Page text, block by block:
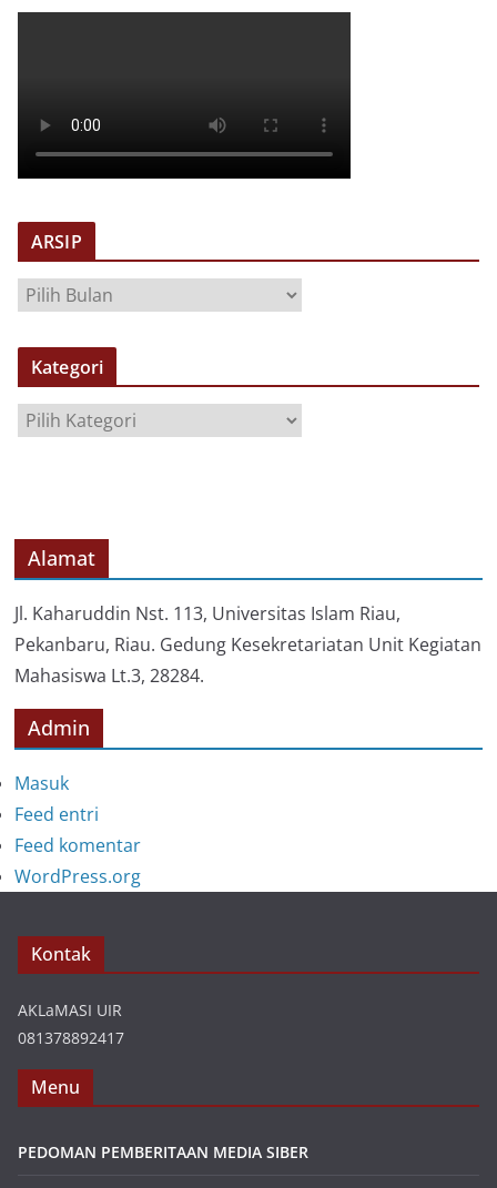
ARSIP
R
S
P
Kategori
a
r
i
Alamat
Jl. Kaharuddin Nst. 113, Universitas Islam Riau,
Pekanbaru, Riau. Gedung Kesekretariatan Unit Kegiatan
Mahasiswa Lt.3, 28284.
Admin
Masuk
Feed entri
Feed komentar
WordPress.org
Kontak
AKLaMASI UIR
081378892417
Menu
PEDOMAN PEMBERITAAN MEDIA SIBER